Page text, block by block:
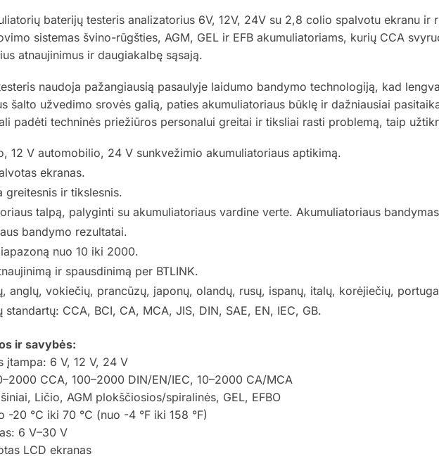
baterijų testeris analizatorius 6V, 12V, 24V su 2,8 colio spalvotu ekranu
sistemas švino-rūgšties, AGM, GEL ir EFB akumuliatoriams, kurių CCA
atnaujinimus ir daugiakalbę sąsają.
naudoja pažangiausią pasaulyje laidumo bandymo technologiją, kad
šalto užvedimo srovės galią, paties akumuliatoriaus būklę ir dažniausiai
padėti techninės priežiūros personalui greitai ir tiksliai rasti problemą, taip
12 V automobilio, 24 V sunkvežimio akumuliatoriaus aptikimą.
ekranas.
greitesnis ir tikslesnis.
talpą, palyginti su akumuliatoriaus vardine verte. Akumuliatoriaus
bandymo rezultatai.
nuo 10 iki 2000.
ir spausdinimą per BTLINK.
anglų, vokiečių, prancūzų, japonų, olandų, rusų, ispanų, italų, korėjiečių,
CCA, BCI, CA, MCA, JIS, DIN, SAE, EN, IEC, GB.
ir savybės:
įtampa: 6 V, 12 V, 24 V
CCA, 100–2000 DIN/EN/IEC, 10–2000 CA/MCA
Ličio, AGM plokščiosios/spiralinės, GEL, EFBO
-20 °C iki 70 °C (nuo -4 °F iki 158 °F)
6 V–30 V
LCD ekranas